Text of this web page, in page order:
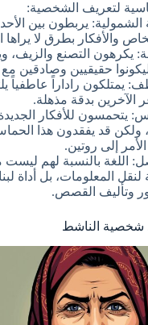
لتعريف الشخصية:
الشمولية: يربطون بين
والأفكار بطرق لا يراها
يكرهون التصنع والزيف،
ليكونوا حقيقيين وصادقين
يمتلكون راداراً عاطفياً
الآخرين بدقة مذهلة.
يتحمسون للأفكار
ولكن قد يفقدون هذا
إلى روتين.
اللغة بالنسبة لهم
لنقل المعلومات، بل أداة
وتأليف القصص.
الناشط